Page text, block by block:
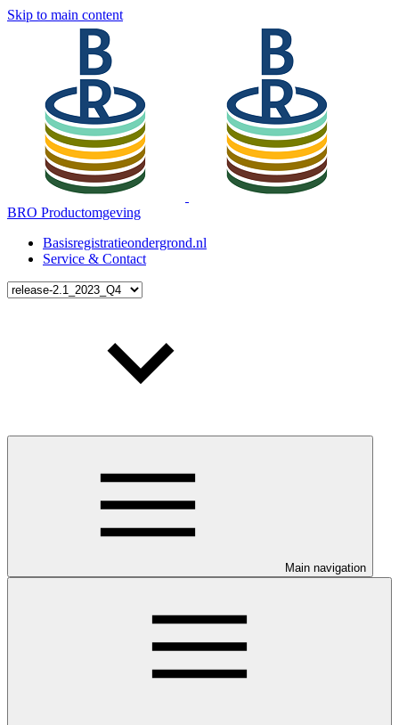
Skip to main content
BRO Productomgeving
Basisregistratieondergrond.nl
Service & Contact
Main navigation